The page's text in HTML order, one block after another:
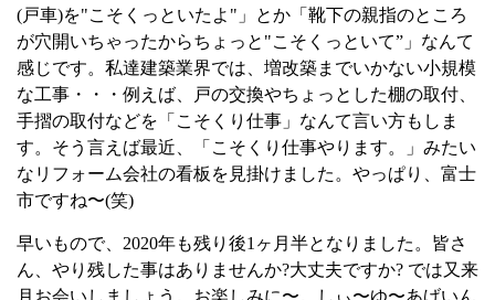
(戸車)を"こそくっといたよ " 」とか「靴下の親指のところ
が穴開いちゃったからちょっと "こそくっといて”」なんて
感じです。私達建築業界では、増改築までいかない小規模
な工事・・・ 例えば、戸の交換やちょっとした棚の取付、
手摺の取付などを「こそくり仕事」なんて言い方もしま
す。そう言えば最近、「こそくり仕事やります。」みたい
なリフォーム会社の看板を見掛けました。やっぱり、富士
市ですね〜(笑)
早いもので、 2020年も残り後1 ヶ月半となりました。皆さ
ん、やり残した事はありませんか?大丈夫ですか? では又来